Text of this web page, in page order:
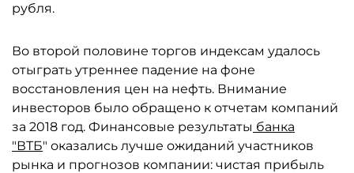
рубля.
Во второй половине торгов индексам удалось
отыграть утреннее падение на фоне
восстановления цен на нефть. Внимание
инвесторов было обращено к отчетам компаний
за 2018 год. Финансовые результаты банка
"ВТБ" оказались лучше ожиданий участников
рынка и прогнозов компании: чистая прибыль